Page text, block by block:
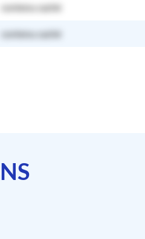
contenu caché
contenu caché